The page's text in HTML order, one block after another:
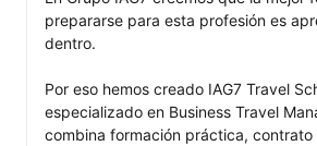
prepararse para esta profesión es
dentro.
Por eso hemos creado IAG7 Travel
especializado en Business Travel
combina formación práctica, contrato